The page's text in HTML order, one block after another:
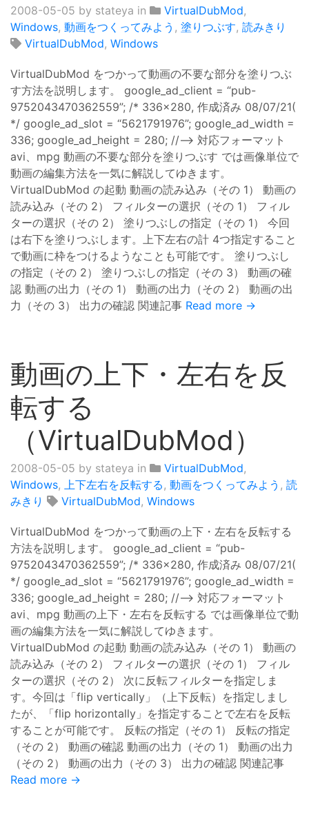
2008-05-05 by stateya in VirtualDubMod,
Windows, 動画をつくってみよう , 塗りつぶす, 読みきり
VirtualDubMod, Windows
VirtualDubMod をつかって動画の不要な部分を塗りつぶ
す方法を説明します。 google_ad_client = “pub-
9752043470362559”; /* 336x280, 作成済み 08/07/21(
*/ google_ad_slot = “5621791976”; google_ad_width =
336; google_ad_height = 280; //–> 対応フォーマット
avi、mpg 動画の不要な部分を塗りつぶす では画像単位で
動画の編集方法を一気に解説してゆきます。
VirtualDubMod の起動 動画の読み込み（その 1） 動画の
読み込み（その 2） フィルターの選択（その 1） フィル
ターの選択（その 2） 塗りつぶしの指定（その 1） 今回
は右下を塗りつぶします。上下左右の計 4つ指定すること
で動画に枠をつけるようなことも可能です。 塗りつぶし
の指定（その 2） 塗りつぶしの指定（その 3） 動画の確
認 動画の出力（その 1） 動画の出力（その 2） 動画の出
力（その 3） 出力の確認 関連記事 Read more →
動画の上下・左右を反
転する
（VirtualDubMod）
2008-05-05 by stateya in VirtualDubMod,
Windows, 上下左右を反転する, 動画をつくってみよう , 読
みきり
VirtualDubMod, Windows
VirtualDubMod をつかって動画の上下・左右を反転する
方法を説明します。 google_ad_client = “pub-
9752043470362559”; /* 336x280, 作成済み 08/07/21(
*/ google_ad_slot = “5621791976”; google_ad_width =
336; google_ad_height = 280; //–> 対応フォーマット
avi、mpg 動画の上下・左右を反転する では画像単位で動
画の編集方法を一気に解説してゆきます。
VirtualDubMod の起動 動画の読み込み（その 1） 動画の
読み込み（その 2） フィルターの選択（その 1） フィル
ターの選択（その 2） 次に反転フィルターを指定しま
す。今回は「flip vertically」（上下反転）を指定しまし
たが、「flip horizontally」を指定することで左右を反転
することが可能です。 反転の指定（その 1） 反転の指定
（その 2） 動画の確認 動画の出力（その 1） 動画の出力
（その 2） 動画の出力（その 3） 出力の確認 関連記事
Read more →